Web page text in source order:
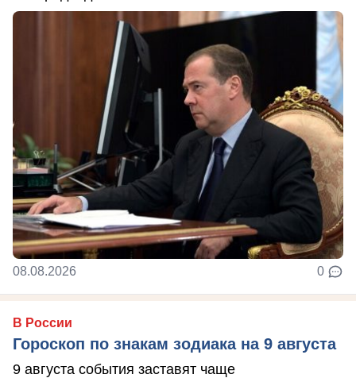
08.08.2026 0
В России
Гороскоп по знакам зодиака на 9 августа
9 августа события заставят чаще